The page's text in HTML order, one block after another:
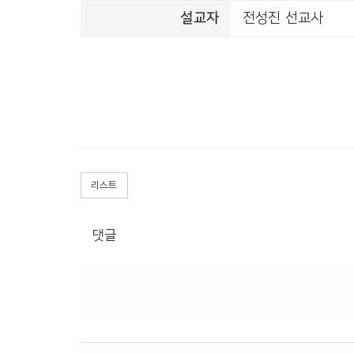
설교자 전성진 선교사
리스트
댓글